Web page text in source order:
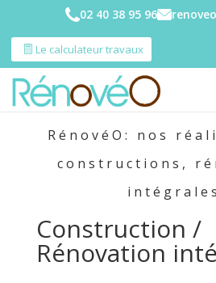
02 40 38 95 96
Le calculateur travaux
RénovéO: nos
constructions,
Construction /
Rénovation